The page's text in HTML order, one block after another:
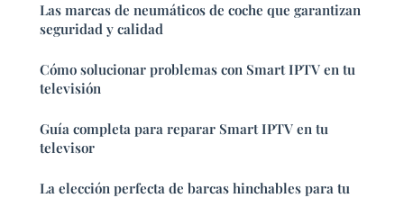
Las marcas de neumáticos de coche que garantizan
seguridad y calidad
Cómo solucionar problemas con Smart IPTV en tu
televisión
Guía completa para reparar Smart IPTV en tu
televisor
La elección perfecta de barcas hinchables para tu